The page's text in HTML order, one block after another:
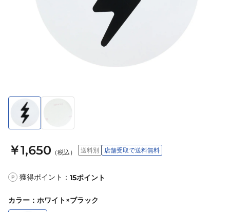
￥1,650 （税込） 送料別 店舗受取で送料無料
P 獲得ポイント： 15ポイント
カラー ： ホワイト×ブラック